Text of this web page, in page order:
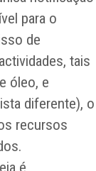
para o
de
tais
óleo, e
diferente), o
recursos
é